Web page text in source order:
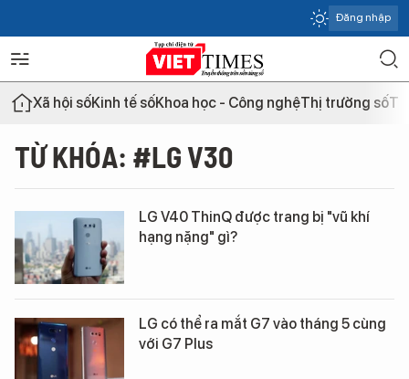
Đăng nhập
Xã hội sốKinh tế sốKhoa học - Công nghệThị trường số
TỪ KHÓA: #LG V30
LG V40 ThinQ được trang bị "vũ khí
hạng nặng" gì?
LG có thể ra mắt G7 vào tháng 5 cùng
với G7 Plus